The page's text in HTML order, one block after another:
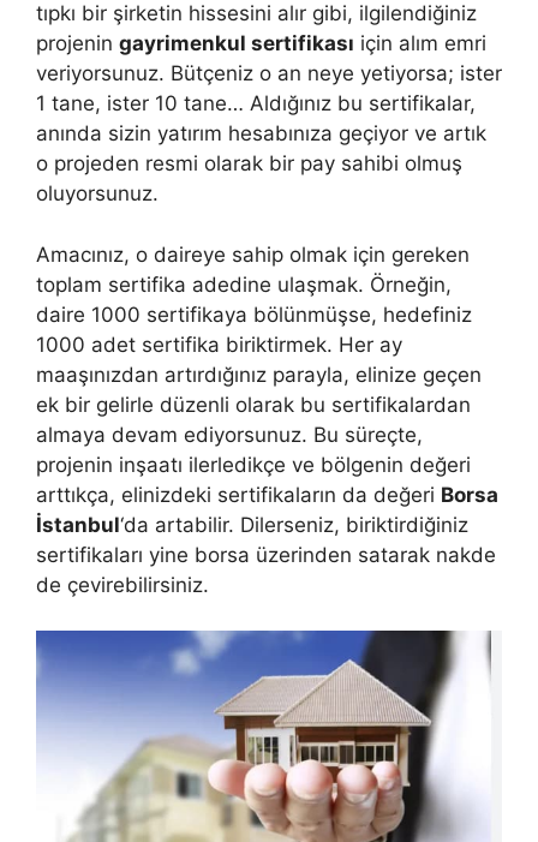
tıpkı bir şirketin hissesini alır gibi, ilgilendiğiniz
projenin gayrimenkul sertifikası için alım emri
veriyorsunuz. Bütçeniz o an neye yetiyorsa; ister
1 tane, ister 10 tane… Aldığınız bu sertifikalar,
anında sizin yatırım hesabınıza geçiyor ve artık
o projeden resmi olarak bir pay sahibi olmuş
oluyorsunuz.
Amacınız, o daireye sahip olmak için gereken
toplam sertifika adedine ulaşmak. Örneğin,
daire 1000 sertifikaya bölünmüşse, hedefiniz
1000 adet sertifika biriktirmek. Her ay
maaşınızdan artırdığınız parayla, elinize geçen
ek bir gelirle düzenli olarak bu sertifikalardan
almaya devam ediyorsunuz. Bu süreçte,
projenin inşaatı ilerledikçe ve bölgenin değeri
arttıkça, elinizdeki sertifikaların da değeri Borsa
İstanbul‘da artabilir. Dilerseniz, biriktirdiğiniz
sertifikaları yine borsa üzerinden satarak nakde
de çevirebilirsiniz.